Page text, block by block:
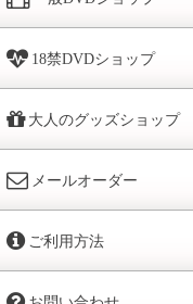
18禁DVDショップ
大人のグッズショップ
メールオーダー
ご利用方法